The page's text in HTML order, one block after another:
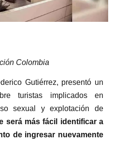
Colombia
Gutiérrez, presentó un
turistas implicados en
sexual y explotación de
será más fácil identificar a
de ingresar nuevamente